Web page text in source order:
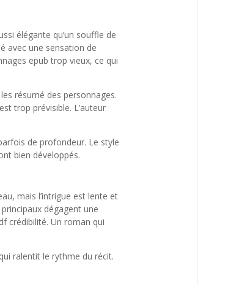
élégante qu’un souffle de
avec une sensation de
epub trop vieux, ce qui
résumé des personnages.
trop prévisible. L’auteur
de profondeur. Le style
bien développés.
mais l’intrigue est lente et
dégagent une
crédibilité. Un roman qui
ralentit le rythme du récit.